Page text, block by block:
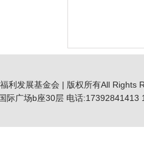
利发展基金会 | 版权所有All Rights
际广场b座30层 电话:17392841413